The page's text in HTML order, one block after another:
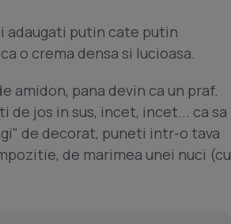
adaugati putin cate putin
o crema densa si lucioasa.
amidon, pana devin ca un praf.
de jos in sus, incet, incet... ca sa
de decorat, puneti intr-o tava
de marimea unei nuci (cu